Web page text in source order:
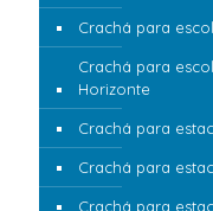
Crachá para
Crachá para
Horizonte
Crachá para
Crachá para
Crachá para